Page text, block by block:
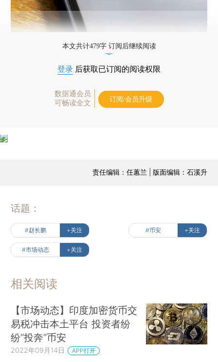
本文共计479字 订阅后继续阅读
登录 后获取已订阅的阅读权限
数据通会员
可畅读全文
订阅/会员升级
责任编辑：任蕙兰 | 版面编辑：石溪升
话题：
#赵长鹏 +关注 #币安 +关注
#市场动态 +关注
相关阅读
【市场动态】印度加密货币交
易税冲击本土平台 投资者纷
纷“投奔”币安
2022年09月14日 APP打开